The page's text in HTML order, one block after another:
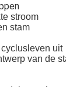
stroom
stam
uit
van de